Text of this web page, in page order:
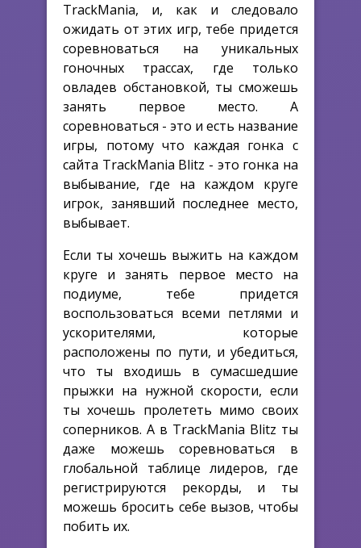
TrackMania, и, как и следовало
ожидать от этих игр, тебе придется
соревноваться на уникальных
гоночных трассах, где только
овладев обстановкой, ты сможешь
занять первое место. А
соревноваться - это и есть название
игры, потому что каждая гонка с
сайта TrackMania Blitz - это гонка на
выбывание, где на каждом круге
игрок, занявший последнее место,
выбывает.
Если ты хочешь выжить на каждом
круге и занять первое место на
подиуме, тебе придется
воспользоваться всеми петлями и
ускорителями, которые
расположены по пути, и убедиться,
что ты входишь в сумасшедшие
прыжки на нужной скорости, если
ты хочешь пролететь мимо своих
соперников. А в TrackMania Blitz ты
даже можешь соревноваться в
глобальной таблице лидеров, где
регистрируются рекорды, и ты
можешь бросить себе вызов, чтобы
побить их.